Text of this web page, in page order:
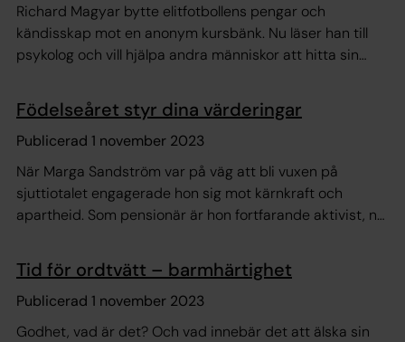
Richard Magyar bytte elitfotbollens pengar och
kändisskap mot en anonym kursbänk. Nu läser han till
psykolog och vill hjälpa andra människor att hitta sin
Födelseåret styr dina värderingar
Publicerad 1 november 2023
När Marga Sandström var på väg att bli vuxen på
sjuttiotalet engagerade hon sig mot kärnkraft och
apartheid. Som pensionär är hon fortfarande aktivist, nu
Tid för ordtvätt – barmhärtighet
Publicerad 1 november 2023
Godhet, vad är det? Och vad innebär det att älska sin